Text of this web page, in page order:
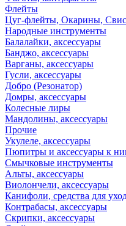
Флейты
Цуг-флейты, Окарины,
Народные инструменты
Балалайки, аксессуары
Банджо, аксессуары
Варганы, аксессуары
Гусли, аксессуары
Добро (Резонатор)
Домры, аксессуары
Колесные лиры
Мандолины, аксессуары
Прочие
Укулеле, аксессуары
Пюпитры и аксессуары к
Смычковые инструменты
Альты, аксессуары
Виолончели, аксессуары
Канифоли, средства для
Контрабасы, аксессуары
Скрипки, аксессуары